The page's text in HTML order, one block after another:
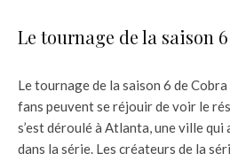
Le tournage de la saison
Le tournage de la saison 6 de
fans peuvent se réjouir de voir le
s’est déroulé à Atlanta, une ville
dans la série. Les créateurs de la